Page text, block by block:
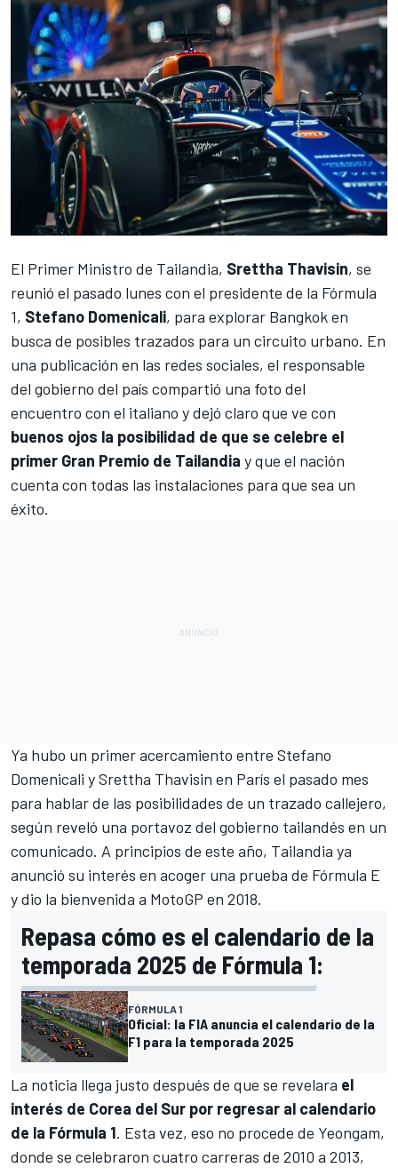
El Primer Ministro de Tailandia, Srettha Thavisin, se
reunió el pasado lunes con el presidente de la Fórmula
1, Stefano Domenicali, para explorar Bangkok en
busca de posibles trazados para un circuito urbano. En
una publicación en las redes sociales, el responsable
del gobierno del país compartió una foto del
encuentro con el italiano y dejó claro que ve con
buenos ojos la posibilidad de que se celebre el
primer Gran Premio de Tailandia y que el nación
cuenta con todas las instalaciones para que sea un
éxito.
Ya hubo un primer acercamiento entre Stefano
Domenicali y Srettha Thavisin en París el pasado mes
para hablar de las posibilidades de un trazado callejero,
según reveló una portavoz del gobierno tailandés en un
comunicado. A principios de este año, Tailandia ya
anunció su interés en acoger una prueba de Fórmula E
y dio la bienvenida a MotoGP en 2018.
Repasa cómo es el calendario de la
temporada 2025 de Fórmula 1:
FÓRMULA 1
Oficial: la FIA anuncia el calendario de la
F1 para la temporada 2025
La noticia llega justo después de que se revelara el
interés de Corea del Sur por regresar al calendario
de la Fórmula 1. Esta vez, eso no procede de Yeongam,
donde se celebraron cuatro carreras de 2010 a 2013,